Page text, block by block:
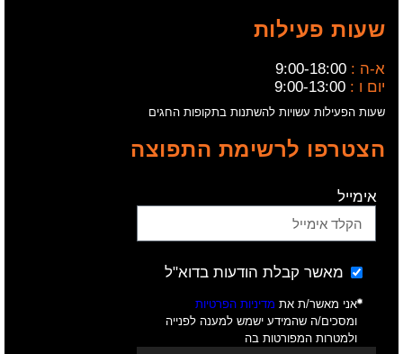
שעות פעילות
א-ה : 9:00-18:00
יום ו : 9:00-13:00
שעות הפעילות עשויות להשתנות בתקופות החגים
הצטרפו לרשימת התפוצה
אימייל
מאשר קבלת הודעות בדוא"ל
אני מאשר/ת את מדיניות הפרטיות
ומסכים/ה שהמידע ישמש למענה לפנייה
ולמטרות המפורטות בה